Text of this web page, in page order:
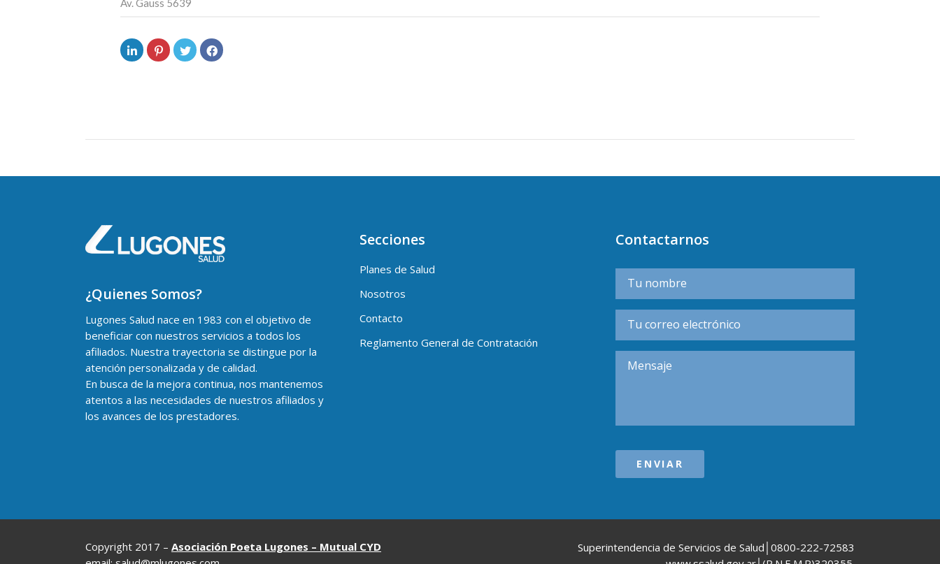
Av. Gauss 5639
¿Quienes Somos?
Lugones Salud nace en 1983 con el objetivo de
beneficiar con nuestros servicios a todos los
afiliados. Nuestra trayectoria se distingue por la
atención personalizada y de calidad.
En busca de la mejora continua, nos mantenemos
atentos a las necesidades de nuestros afiliados y
los avances de los prestadores.
Secciones
Planes de Salud
Nosotros
Contacto
Reglamento General de Contratación
Contactarnos
Copyright 2017 – Asociación Poeta Lugones – Mutual CYD
Superintendencia de Servicios de Salud│0800-222-72583